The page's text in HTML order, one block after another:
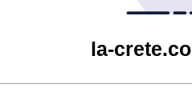
la-